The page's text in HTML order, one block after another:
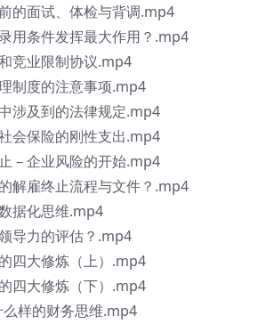
的面试、体检与背调.mp4
用条件发挥最大作用？.mp4
竞业限制协议.mp4
制度的注意事项.mp4
涉及到的法律规定.mp4
会保险的刚性支出.mp4
– 企业风险的开始.mp4
解雇终止流程与文件？.mp4
据化思维.mp4
导力的评估？.mp4
四大修炼（上）.mp4
四大修炼（下）.mp4
样的财务思维.mp4